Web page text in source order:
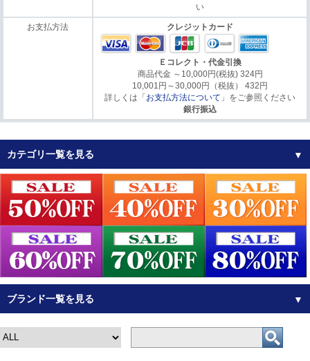
い
お支払方法 クレジットカード
Ｅコレクト・代金引換
商品代金 ～10,000円(税抜) 324円
10,001円～30,000円（税抜） 432円
詳しくは「 お支払方法について 」をご参照ください
銀行振込
カテゴリ一覧を見る ▼
ブランド一覧を見る ▼